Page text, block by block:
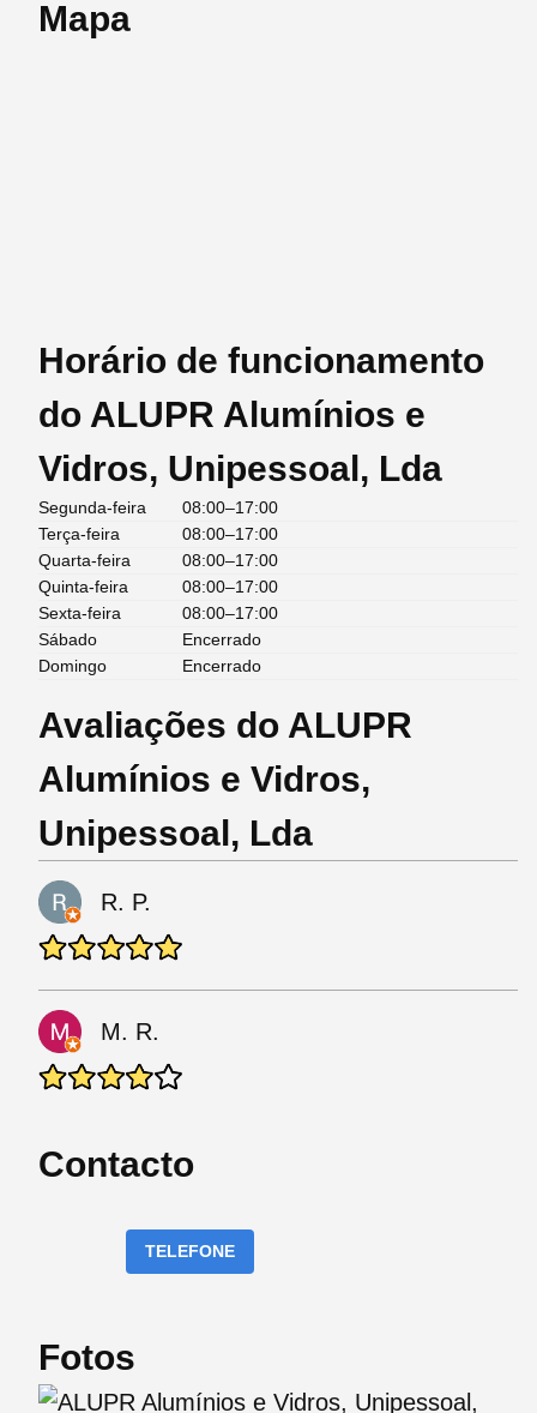
Mapa
Horário de funcionamento
do ALUPR Alumínios e
Vidros, Unipessoal, Lda
Segunda-feira
08:00–17:00
Terça-feira
08:00–17:00
Quarta-feira
08:00–17:00
Quinta-feira
08:00–17:00
Sexta-feira
08:00–17:00
Sábado
Encerrado
Domingo
Encerrado
Avaliações do ALUPR
Alumínios e Vidros,
Unipessoal, Lda
R. P.
M. R.
Contacto
TELEFONE
Fotos